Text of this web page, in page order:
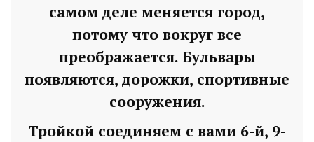
самом деле меняется город,
потому что вокруг все
преображается. Бульвары
появляются, дорожки, спортивные
сооружения.
Тройкой соединяем с вами 6-й, 9-